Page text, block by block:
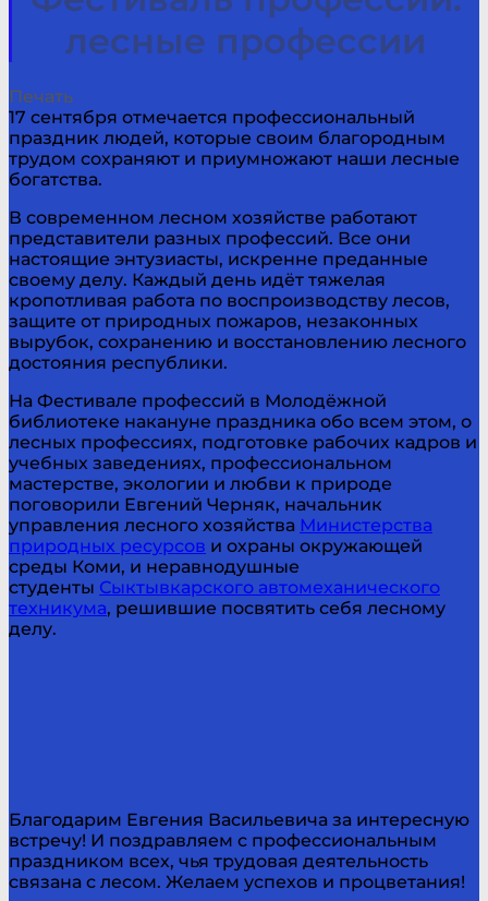
лесные профессии
Печать
17 сентября отмечается профессиональный
праздник людей, которые своим благородным
трудом сохраняют и приумножают наши лесные
богатства.
В современном лесном хозяйстве работают
представители разных профессий. Все они
настоящие энтузиасты, искренне преданные
своему делу. Каждый день идёт тяжелая
кропотливая работа по воспроизводству лесов,
защите от природных пожаров, незаконных
вырубок, сохранению и восстановлению лесного
достояния республики.
На Фестивале профессий в Молодёжной
библиотеке накануне праздника обо всем этом, о
лесных профессиях, подготовке рабочих кадров и
учебных заведениях, профессиональном
мастерстве, экологии и любви к природе
поговорили Евгений Черняк, начальник
управления лесного хозяйства Министерства
природных ресурсов и охраны окружающей
среды Коми, и неравнодушные
студенты Сыктывкарского автомеханического
техникума, решившие посвятить себя лесному
делу.
Благодарим Евгения Васильевича за интересную
встречу! И поздравляем с профессиональным
праздником всех, чья трудовая деятельность
связана с лесом. Желаем успехов и процветания!